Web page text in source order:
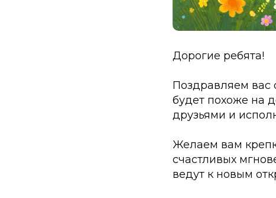
Дорогие ребята!
Поздравляем
будет похоже на
друзьями и
Желаем вам
счастливых
ведут к новым